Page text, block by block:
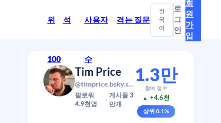
위
100
석 사용자
수
격는 질문
한
국
어
로
그
인
회
원
가
입
Tim Price
@timprice.bsky.social
팔로워
4.9천명
게시물3
만개
1.3만
참여 점수
▲ +4.6천
상위 0.1%